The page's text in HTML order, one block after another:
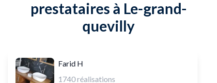
prestataires à Le-grand-
quevilly
Farid H
1740réalisations